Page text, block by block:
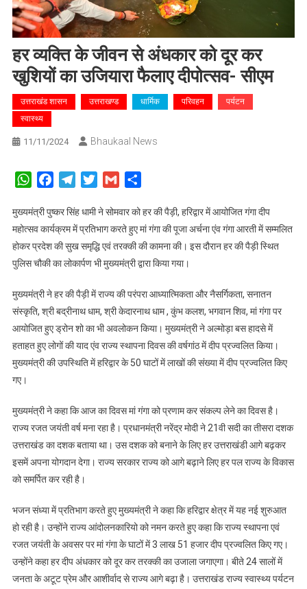
हर व्यक्ति के जीवन से अंधकार को दूर कर
खुशियों का उजियारा फैलाए दीपोत्सव- सीएम
उत्तराखंड शासन उत्तराखण्ड धार्मिक परिवहन
पर्यटन
स्वास्थ्य
11/11/2024 Bhaukaal News
WhatsAppFacebookTelegramTwitterGmail
मुख्यमंत्री पुष्कर सिंह धामी ने सोमवार को हर की पैड़ी, हरिद्वार में आयोजित गंगा दीप
महोत्सव कार्यक्रम में प्रतिभाग करते हुए मां गंगा की पूजा अर्चना एंव गंगा आरती में सम्मलित
होकर प्रदेश की सुख समृद्धि एवं तरक्की की कामना की। इस दौरान हर की पैड़ी स्थित
पुलिस चौकी का लोकार्पण भी मुख्यमंत्री द्वारा किया गया।
मुख्यमंत्री ने हर की पैड़ी में राज्य की परंपरा आध्यात्मिकता और नैसर्गिकता, सनातन
संस्कृति, श्री बद्रीनाथ धाम, श्री केदारनाथ धाम , कुंभ कलश, भगवान शिव, मां गंगा पर
आयोजित हुए ड्रोन शो का भी अवलोकन किया। मुख्यमंत्री ने अल्मोड़ा बस हादसे में
हताहत हुए लोगों की याद एंव राज्य स्थापना दिवस की वर्षगांठ में दीप प्रज्वलित किया।
मुख्यमंत्री की उपस्थिति में हरिद्वार के 50 घाटों में लाखों की संख्या में दीप प्रज्वलित किए
गए।
मुख्यमंत्री ने कहा कि आज का दिवस मां गंगा को प्रणाम कर संकल्प लेने का दिवस है।
राज्य रजत जयंती वर्ष मना रहा है। प्रधानमंत्री नरेंद्र मोदी ने 21वी सदी का तीसरा दशक
उत्तराखंड का दशक बताया था। उस दशक को बनाने के लिए हर उत्तराखंडी आगे बढ़कर
इसमें अपना योगदान देगा। राज्य सरकार राज्य को आगे बढ़ाने लिए हर पल राज्य के विकास
को समर्पित कर रही है।
भजन संध्या में प्रतिभाग करते हुए मुख्यमंत्री ने कहा कि हरिद्वार क्षेत्र में यह नई शुरुआत
हो रही है। उन्होंने राज्य आंदोलनकारियो को नमन करते हुए कहा कि राज्य स्थापना एवं
रजत जयंती के अवसर पर मां गंगा के घाटों में 3 लाख 51 हजार दीप प्रज्वलित किए गए।
उन्होंने कहा हर दीप अंधकार को दूर कर तरक्की का उजाला जगाएगा। बीते 24 सालों में
जनता के अटूट प्रेम और आशीर्वाद से राज्य आगे बढ़ा है। उत्तराखंड राज्य स्वास्थ्य पर्यटन